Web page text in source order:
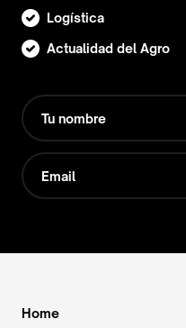
Logística
Actualidad del Agro
Home